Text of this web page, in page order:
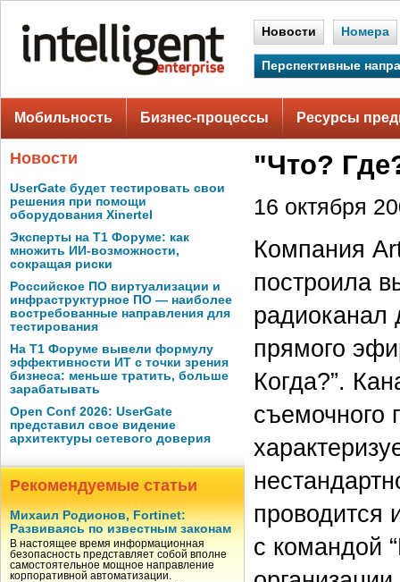
Новости Номера
Перспективные
Мобильность Бизнес-процессы Ресурсы
Новости
UserGate будет тестировать свои
решения при помощи
оборудования Xinertel
Эксперты на Т1 Форуме: как
множить ИИ-возможности,
сокращая риски
Российское ПО виртуализации и
инфраструктурное ПО — наиболее
востребованные направления для
тестирования
На Т1 Форуме вывели формулу
эффективности ИТ с точки зрения
бизнеса: меньше тратить, больше
зарабатывать
Open Conf 2026: UserGate
представил свое видение
архитектуры сетевого доверия
Рекомендуемые статьи
Михаил Родионов, Fortinet:
Развиваясь по известным законам
В настоящее время информационная
безопасность представляет собой вполне
самостоятельное мощное направление
корпоративной автоматизации.
"Что?
16 октября
Компания
построила
радиоканал
прямого
Когда?”.
съемочного
проводится
с командой